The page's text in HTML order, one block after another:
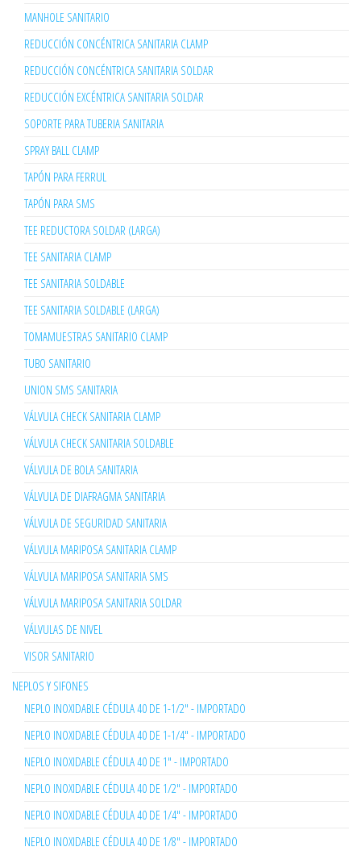
MANHOLE SANITARIO
REDUCCIÓN CONCÉNTRICA SANITARIA CLAMP
REDUCCIÓN CONCÉNTRICA SANITARIA SOLDAR
REDUCCIÓN EXCÉNTRICA SANITARIA SOLDAR
SOPORTE PARA TUBERIA SANITARIA
SPRAY BALL CLAMP
TAPÓN PARA FERRUL
TAPÓN PARA SMS
TEE REDUCTORA SOLDAR (LARGA)
TEE SANITARIA CLAMP
TEE SANITARIA SOLDABLE
TEE SANITARIA SOLDABLE (LARGA)
TOMAMUESTRAS SANITARIO CLAMP
TUBO SANITARIO
UNION SMS SANITARIA
VÁLVULA CHECK SANITARIA CLAMP
VÁLVULA CHECK SANITARIA SOLDABLE
VÁLVULA DE BOLA SANITARIA
VÁLVULA DE DIAFRAGMA SANITARIA
VÁLVULA DE SEGURIDAD SANITARIA
VÁLVULA MARIPOSA SANITARIA CLAMP
VÁLVULA MARIPOSA SANITARIA SMS
VÁLVULA MARIPOSA SANITARIA SOLDAR
VÁLVULAS DE NIVEL
VISOR SANITARIO
NEPLOS Y SIFONES
NEPLO INOXIDABLE CÉDULA 40 DE 1-1/2" - IMPORTADO
NEPLO INOXIDABLE CÉDULA 40 DE 1-1/4" - IMPORTADO
NEPLO INOXIDABLE CÉDULA 40 DE 1" - IMPORTADO
NEPLO INOXIDABLE CÉDULA 40 DE 1/2" - IMPORTADO
NEPLO INOXIDABLE CÉDULA 40 DE 1/4" - IMPORTADO
NEPLO INOXIDABLE CÉDULA 40 DE 1/8" - IMPORTADO